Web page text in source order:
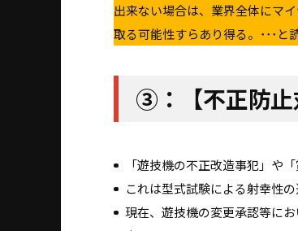
出来ない場合は、業界全体にマ
取る可能性すらあり得る。･･･と
③：【不正防止
「遊技機の不正改造事犯」や
これは型式試験による射幸性
現在、遊技機の変更承認等に